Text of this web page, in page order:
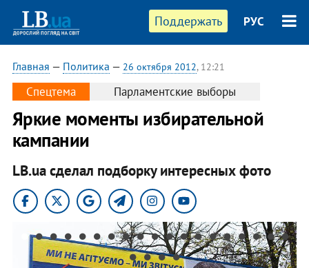
Поддержать РУС
Главная — Политика — 26 октября 2012, 12:21
Спецтема Парламентские выборы
Яркие моменты избирательной
кампании
LB.ua сделал подборку интересных фото